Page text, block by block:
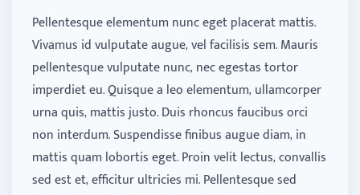
Pellentesque elementum nunc eget placerat mattis.
Vivamus id vulputate augue, vel facilisis sem. Mauris
pellentesque vulputate nunc, nec egestas tortor
imperdiet eu. Quisque a leo elementum, ullamcorper
urna quis, mattis justo. Duis rhoncus faucibus orci
non interdum. Suspendisse finibus augue diam, in
mattis quam lobortis eget. Proin velit lectus, convallis
sed est et, efficitur ultricies mi. Pellentesque sed